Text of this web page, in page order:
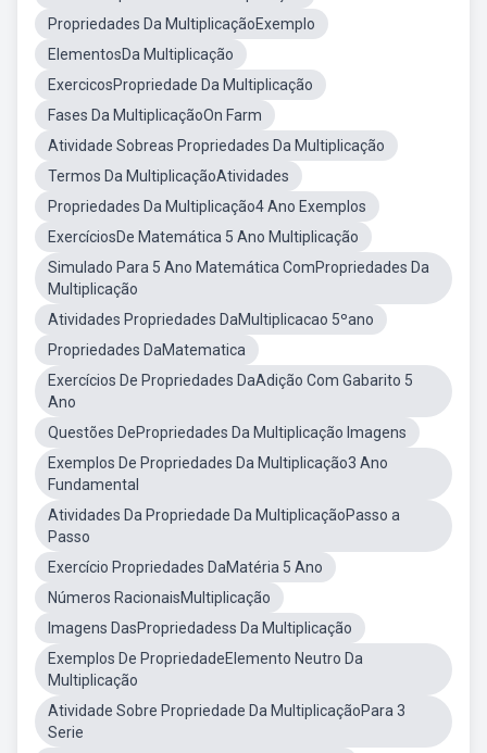
Propriedades Da MultiplicaçãoExemplo
ElementosDa Multiplicação
ExercicosPropriedade Da Multiplicação
Fases Da MultiplicaçãoOn Farm
Atividade Sobreas Propriedades Da Multiplicação
Termos Da MultiplicaçãoAtividades
Propriedades Da Multiplicação4 Ano Exemplos
ExercíciosDe Matemática 5 Ano Multiplicação
Simulado Para 5 Ano Matemática ComPropriedades Da
Multiplicação
Atividades Propriedades DaMultiplicacao 5ºano
Propriedades DaMatematica
Exercícios De Propriedades DaAdição Com Gabarito 5
Ano
Questões DePropriedades Da Multiplicação Imagens
Exemplos De Propriedades Da Multiplicação3 Ano
Fundamental
Atividades Da Propriedade Da MultiplicaçãoPasso a
Passo
Exercício Propriedades DaMatéria 5 Ano
Números RacionaisMultiplicação
Imagens DasPropriedadess Da Multiplicação
Exemplos De PropriedadeElemento Neutro Da
Multiplicação
Atividade Sobre Propriedade Da MultiplicaçãoPara 3
Serie